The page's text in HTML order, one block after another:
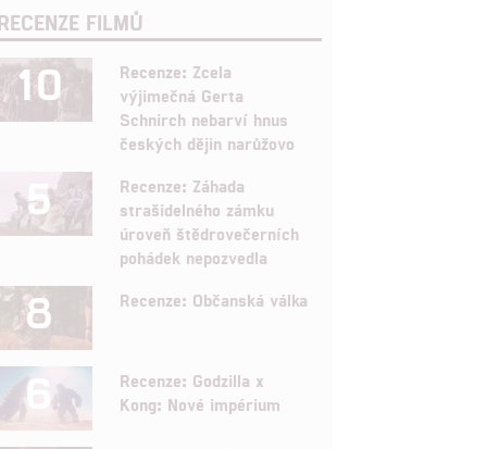
FILMŮ
10
Recenze: Zcela
výjimečná Gerta
Schnirch nebarví hnus
českých dějin narůžovo
5
Recenze: Záhada
strašidelného zámku
úroveň štědrovečerních
pohádek nepozvedla
8 Recenze: Občanská válka
6
Recenze: Godzilla x
Kong: Nové impérium